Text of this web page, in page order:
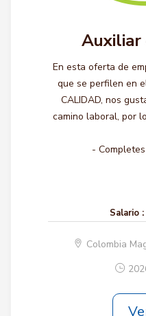
Auxiliar
En esta oferta de
que se perfilen en
CALIDAD, nos
camino laboral, por
-
Salario :
Colombia